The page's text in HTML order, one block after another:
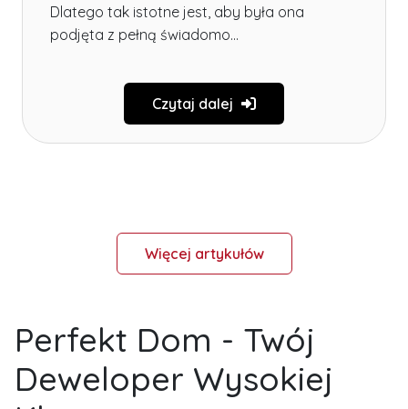
Dlatego tak istotne jest, aby była ona
podjęta z pełną świadomo...
Czytaj dalej
Więcej artykułów
Perfekt Dom - Twój
Deweloper Wysokiej